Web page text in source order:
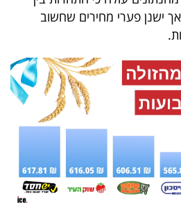
ישנן פערי מחירים שחשוב